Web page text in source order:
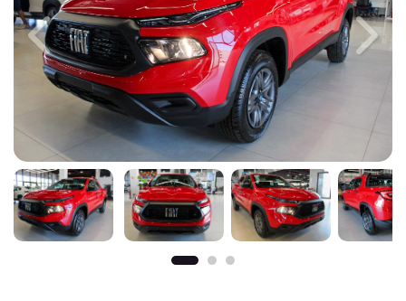
Previous Next